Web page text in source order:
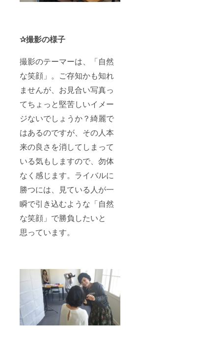
✰撮影の様子
撮影のテーマーは、「自然
な笑顔」。ご存知かも知れ
ませんが、お見合い写真っ
てちょっと堅苦しいイメー
ジないでしょうか？綺麗で
はあるのですが、その人本
来の良さを消してしまって
いる気もしますので、勿体
なく感じます。ライバルに
勝つには、見ている人が一
瞬で引き込むような「自然
な笑顔」で勝負したいと
思っています。